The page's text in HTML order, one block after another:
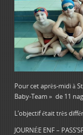
Pour cet après-midi à
Baby-Team » de 11
L’objectif était très
JOURNÉE ENF –